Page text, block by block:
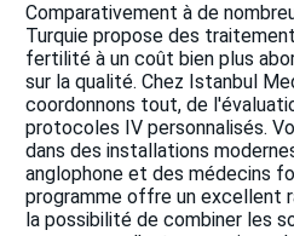
Comparativement à de
Turquie propose des
fertilité à un coût bien plus
sur la qualité. Chez Istanbul
coordonnons tout, de
protocoles IV personnalisés.
dans des installations
anglophone et des médecins
programme offre un excellent
la possibilité de combiner les